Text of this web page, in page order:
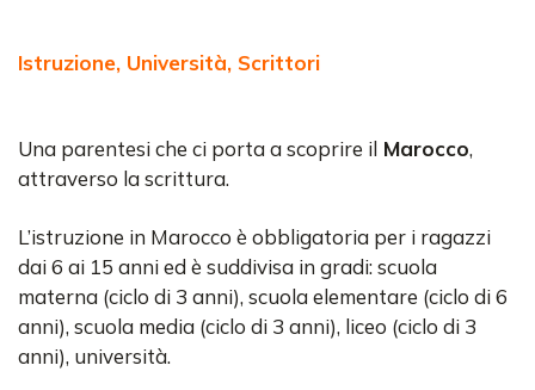
Istruzione, Università, Scrittori
Una parentesi che ci porta a scoprire il Marocco,
attraverso la scrittura.
L’istruzione in Marocco è obbligatoria per i ragazzi
dai 6 ai 15 anni ed è suddivisa in gradi: scuola
materna (ciclo di 3 anni), scuola elementare (ciclo di 6
anni), scuola media (ciclo di 3 anni), liceo (ciclo di 3
anni), università.